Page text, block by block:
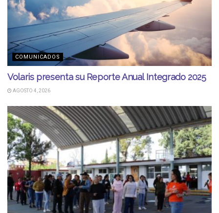
COMUNICADOS
Volaris presenta su Reporte Anual Integrado 2025
AGOSTO 4, 2026